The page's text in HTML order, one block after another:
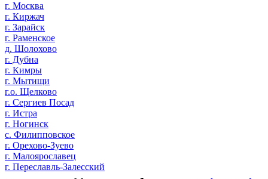
г. Москва
г. Киржач
г. Зарайск
г. Раменское
д. Шолохово
г. Дубна
г. Кимры
г. Мытищи
г.о. Щелково
г. Сергиев Посад
г. Истра
г. Ногинск
с. Филипповское
г. Орехово-Зуево
г. Малоярославец
г. Переславль-Залесский